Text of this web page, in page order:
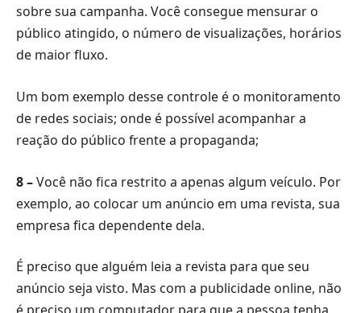
sobre sua campanha. Você consegue mensurar o
público atingido, o número de visualizações, horários
de maior fluxo.
Um bom exemplo desse controle é o monitoramento
de redes sociais; onde é possível acompanhar a
reação do público frente a propaganda;
8 –Você não fica restrito a apenas algum veículo. Por
exemplo, ao colocar um anúncio em uma revista, sua
empresa fica dependente dela.
É preciso que alguém leia a revista para que seu
anúncio seja visto. Mas com a publicidade online, não